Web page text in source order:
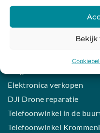
Bekijk
iPhone laten maken
Samsung smartphone
Elektronica verkopen
DJI Drone reparatie
Telefoonwinkel in de
Telefoonwinkel